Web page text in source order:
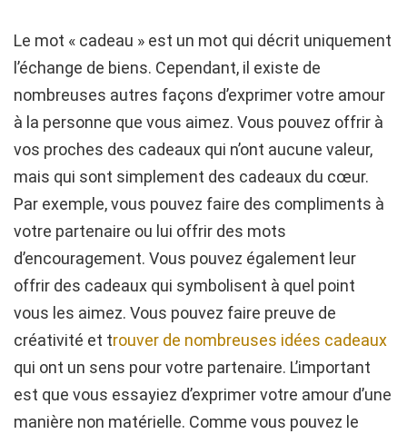
Le mot « cadeau » est un mot qui décrit uniquement
l’échange de biens. Cependant, il existe de
nombreuses autres façons d’exprimer votre amour
à la personne que vous aimez. Vous pouvez offrir à
vos proches des cadeaux qui n’ont aucune valeur,
mais qui sont simplement des cadeaux du cœur.
Par exemple, vous pouvez faire des compliments à
votre partenaire ou lui offrir des mots
d’encouragement. Vous pouvez également leur
offrir des cadeaux qui symbolisent à quel point
vous les aimez. Vous pouvez faire preuve de
créativité et trouver de nombreuses idées cadeaux
qui ont un sens pour votre partenaire. L’important
est que vous essayiez d’exprimer votre amour d’une
manière non matérielle. Comme vous pouvez le